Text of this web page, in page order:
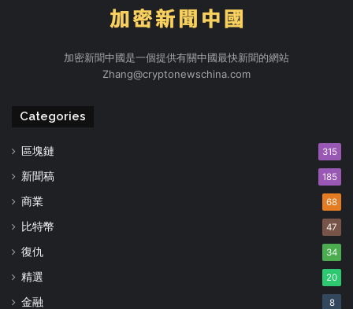
加密新聞中國是一個提供有關中國最快新聞的網站
Zhang@cryptonewschina.com
Categories
區塊鏈 315
新聞稿 185
商業 68
比特幣 47
復仇 34
精選 20
金融 8